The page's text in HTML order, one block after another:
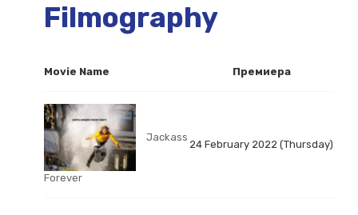
Filmography
Movie Name Премиера
Jackass
Forever
24 February 2022 (Thursday)